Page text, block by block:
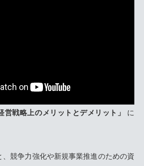
営戦略上のメリットとデメリット」
に
競争力強化や新規事業推進のための資